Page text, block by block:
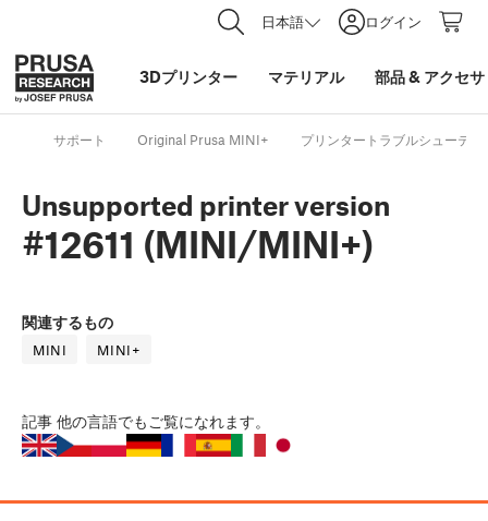
日本語 ログイン
3Dプリンター マテリアル 部品& アクセ
サポート Original Prusa MINI+ プリンタートラブルシューティ
Unsupported printer version
#12611 (MINI/MINI+)
関連するもの
MINI MINI+
記事 他の言語でもご覧になれます。